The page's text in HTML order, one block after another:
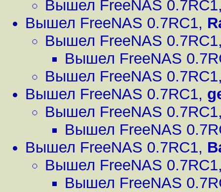
Вышел FreeNAS 0.7RC1
Вышел FreeNAS 0.7RC1,
Вышел FreeNAS 0.7RC1
Вышел FreeNAS
Вышел FreeNAS 0.7RC1
Вышел FreeNAS 0.7RC1,
Вышел FreeNAS 0.7RC1
Вышел FreeNAS
Вышел FreeNAS 0.7RC1,
Вышел FreeNAS 0.7RC1
Вышел FreeNAS